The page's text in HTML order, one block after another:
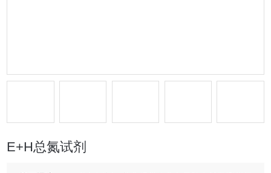
E+H总氮试剂